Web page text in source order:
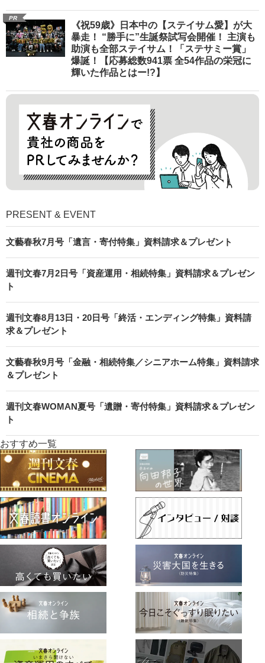
PR
《祝59歳》日本中の【ステイサム愛】が大
暴走！ “勝手に”生誕祭試写会開催！ 主演も
助演も全部ステイサム！「ステサミー賞」
爆誕！【応募総数941票 全54作品の栄冠に
輝いた作品とはー!?】
PRESENT & EVENT
文藝春秋7月号「遺言・寄付特集」資料請求＆プレゼント
週刊文春7月2日号「資産運用・相続特集」資料請求＆プレゼン
ト
週刊文春8月13日・20日号「終活・エンディング特集」資料請
求＆プレゼント
文藝春秋9月号「金融・相続特集／シニアホーム特集」資料請求
＆プレゼント
週刊文春WOMAN夏号「遺贈・寄付特集」資料請求＆プレゼン
ト
おすすめ一覧